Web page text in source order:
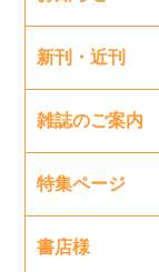
新刊・近刊
雑誌のご案内
特集ページ
書店様